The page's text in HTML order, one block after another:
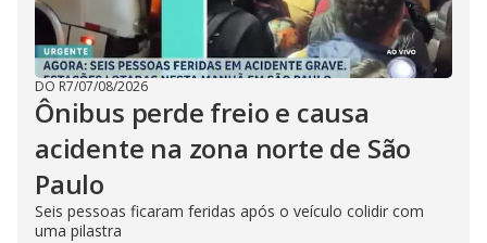
DO R7/07/08/2026
Ônibus perde freio e causa
acidente na zona norte de São
Paulo
Seis pessoas ficaram feridas após o veículo colidir com
uma pilastra